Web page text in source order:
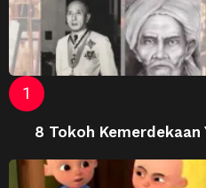
8 Tokoh Kemerdekaan